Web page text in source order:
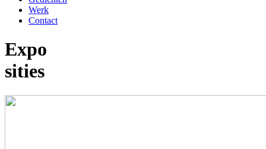
Werk
Contact
Expo
sities